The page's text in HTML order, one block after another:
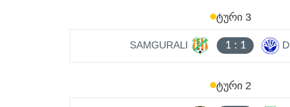
ᲢᲣᲠᲘ 3
SAMGURALI 1: 1
ᲢᲣᲠᲘ 2